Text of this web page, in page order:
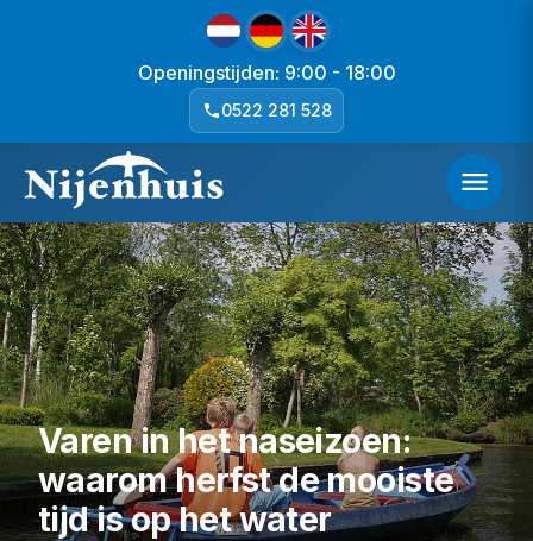
Openingstijden: 9:00 - 18:00
0522 281 528
Varen in het naseizoen:
waarom herfst de mooiste
tijd is op het water